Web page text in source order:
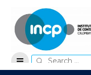
Search
for: